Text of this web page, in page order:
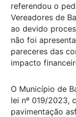
referendou o
Vereadores de
ao devido
não foi
pareceres das
impacto
O Município de
lei nº 019/2023,
pavimentação